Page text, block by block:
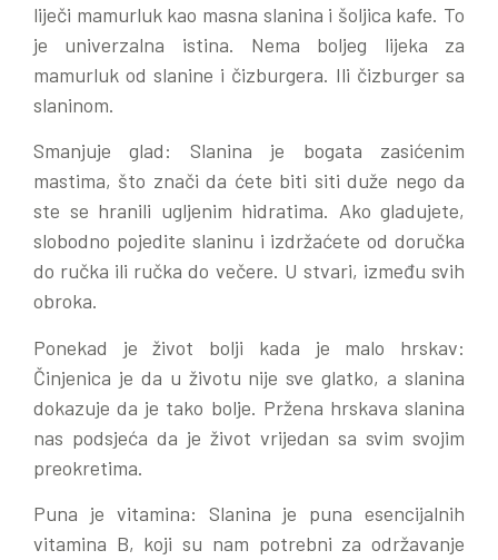
liječi mamurluk kao masna slanina i šoljica kafe. To
je univerzalna istina. Nema boljeg lijeka za
mamurluk od slanine i čizburgera. Ili čizburger sa
slaninom.
Smanjuje glad: Slanina je bogata zasićenim
mastima, što znači da ćete biti siti duže nego da
ste se hranili ugljenim hidratima. Ako gladujete,
slobodno pojedite slaninu i izdržaćete od doručka
do ručka ili ručka do večere. U stvari, između svih
obroka.
Ponekad je život bolji kada je malo hrskav:
Činjenica je da u životu nije sve glatko, a slanina
dokazuje da je tako bolje. Pržena hrskava slanina
nas podsjeća da je život vrijedan sa svim svojim
preokretima.
Puna je vitamina: Slanina je puna esencijalnih
vitamina B, koji su nam potrebni za održavanje